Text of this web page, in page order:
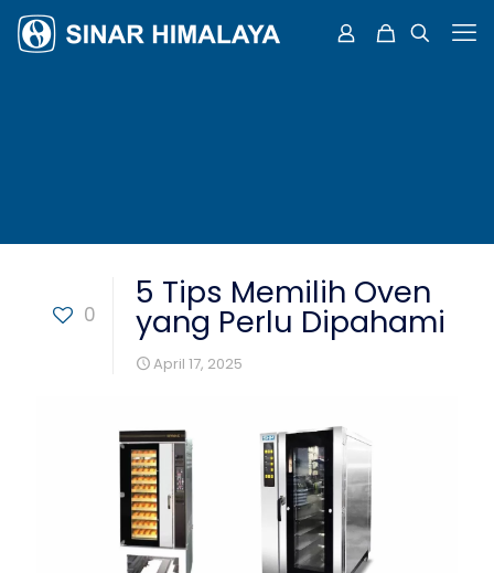
0
5 Tips Memilih Oven
yang Perlu Dipahami
April 17, 2025